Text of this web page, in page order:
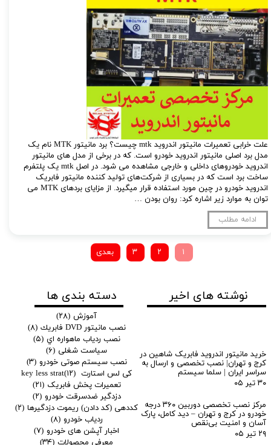
علت خرابی تعمیرات مانیتور اندروید mtk چیست؟ برد مانیتور MTK نام یک
مدل برد اصلی مانیتور اندروید خودرو است. که در برخی از مدل های مانیتور
اندروید خودروهای داخلی و خارجی مشاهده می شود. در اصل mtk یک پلتفرم
ساخت برد است که در بسیاری از شرکت‌های تولید کننده مانیتور فابریک
اندروید خودرو در چین مورد استفاده قرار میگیرد. از مزایای بردهای MTK می
توان به موارد زیر اشاره کرد: روان بودن …
ادامه مطلب
۱ ۲ ۳ بعدی
نوشته های اخیر
خرید مانیتور اندروید فابریک شاهین در
کرج و تهران| نصب تخصصی و ارسال به
سراسر ایران | سلما سیستم
۳۰ تیر ۰۵
مرکز نصب تخصصی دوربین ۳۶۰ درجه
خودرو در کرج و تهران – دید کامل، پارک
آسان و امنیت بی‌نقص
۲۹ تیر ۰۵
دسته بندی ها
آموزش (۲۸)
نصب مانيتور DVD فابريك
(۸)
نصب ردياب ماهواره اي (۵)
سیاست شغلی (۶)
نصب سیستم صوتی خودرو (۳)
کی لس استارت key less strat (۱۲)
تعمیرات پخش فابریک (۲۱)
دزدگیر ضدسرقت خودرو (۲)
کددهی (کد دادن) ریموت دزدگیرها (۲)
ردیاب خودرو (۸)
اخبار آپشن های خودرو (۷)
معرفی محصولات (۳۴)